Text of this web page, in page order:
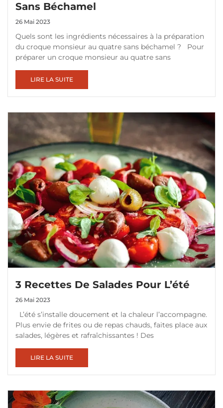
Sans Béchamel
26 Mai 2023
Quels sont les ingrédients nécessaires à la préparation
du croque monsieur au quatre sans béchamel ? Pour
préparer un croque monsieur au quatre sans
LIRE LA SUITE
3 Recettes De Salades Pour L’été
26 Mai 2023
L’été s’installe doucement et la chaleur l’accompagne.
Plus envie de frites ou de repas chauds, faites place aux
salades, légères et rafraîchissantes ! Des
LIRE LA SUITE